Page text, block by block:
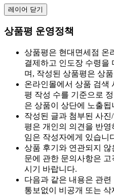
레이어 닫기
상품평 운영정책
상품평은 현대면세점 온
결제하고 인도장 수령을
며, 작성된 상품평은 상
온라인몰에서 상품 검색
평 작성 수를 기준으로
은 상품이 상단에 노출됩
작성된 글과 첨부된 사
평은 개인의 의견을 반
임은 작성자에게 있습니
상품 후기와 연관되지
문에 관한 문의사항은
시기 바랍니다.
다음과 같은 내용은 관
통보없이 비공개 또는